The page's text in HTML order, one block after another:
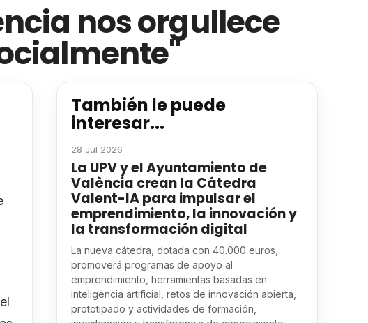
nos orgullece
También le puede
interesar...
28 Jul 2026
La UPV y el Ayuntamiento de
València crean la Cátedra
Valent-IA para impulsar el
emprendimiento, la innovación y
la transformación digital
La nueva cátedra, dotada con 40.000 euros,
promoverá programas de apoyo al
emprendimiento, herramientas basadas en
inteligencia artificial, retos de innovación abierta,
prototipado y actividades de formación,